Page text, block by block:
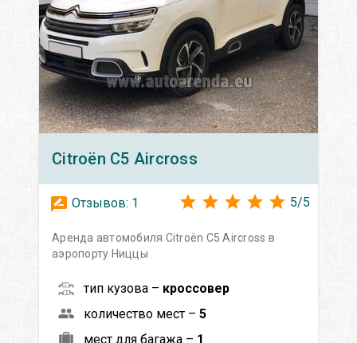
Citroën C5 Aircross
Отзывов: 1 5/5
Аренда автомобиля Citroën C5 Aircross в
аэропорту Ниццы
тип кузова – кроссовер
количество мест – 5
мест для багажа – 1